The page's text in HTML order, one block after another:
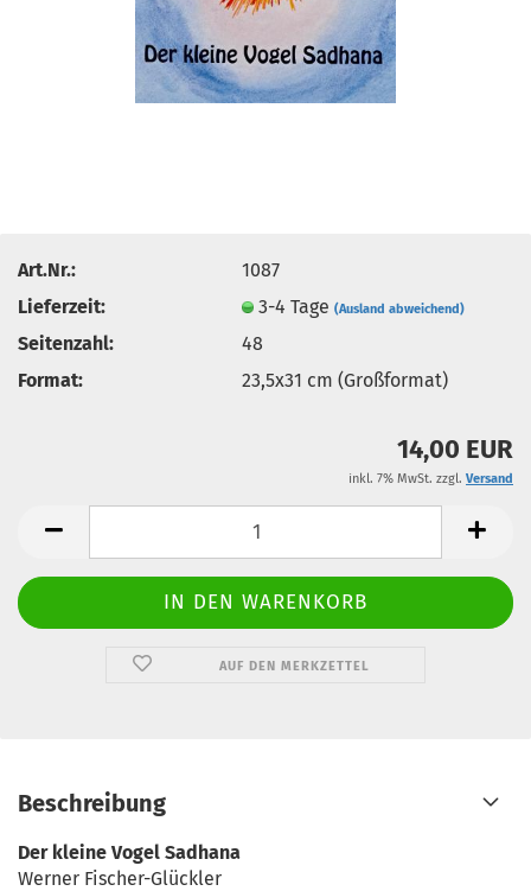
Art.Nr.:
1087
Lieferzeit:
3-4 Tage(Ausland abweichend)
Seitenzahl:
48
Format:
23,5x31 cm (Großformat)
14,00 EUR
inkl. 7% MwSt. zzgl. Versand
AUF DEN MERKZETTEL
Beschreibung
Der kleine Vogel Sadhana
Werner Fischer-Glückler